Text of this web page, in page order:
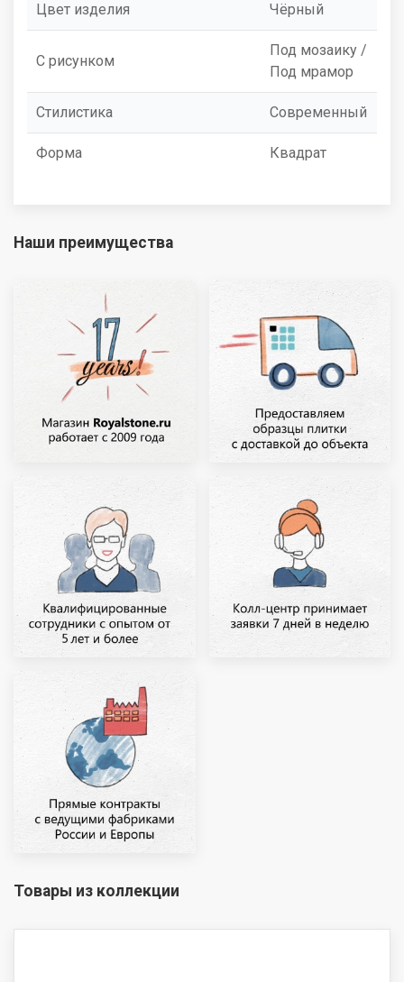
Цвет изделия Чёрный
С рисунком
Под мозаику /
Под мрамор
Стилистика Современный
Форма Квадрат
Наши преимущества
Товары из коллекции